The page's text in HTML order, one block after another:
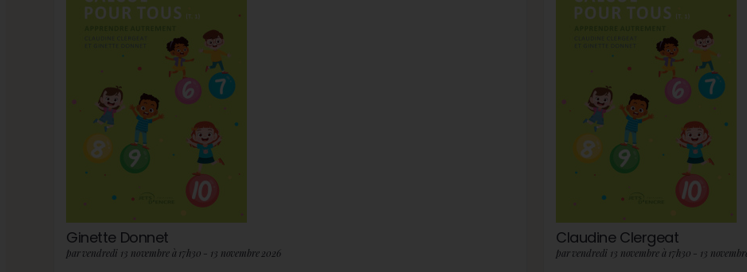
Ginette Donnet
par vendredi 13 novembre à 17h30 - 13 novembre 2026
Claudine Clergeat
par vendredi 13 novembre à 17h30 - 13